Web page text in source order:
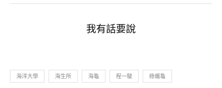
我有話要說
海洋大學 海生所 海龜 程一駿 綠蠵龜